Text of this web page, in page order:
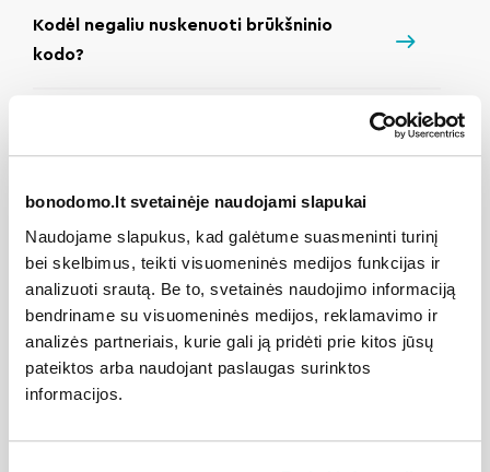
bonodomo.lt svetainėje naudojami slapukai
Naudojame slapukus, kad galėtume suasmeninti turinį
bei skelbimus, teikti visuomeninės medijos funkcijas ir
analizuoti srautą. Be to, svetainės naudojimo informaciją
bendriname su visuomeninės medijos, reklamavimo ir
analizės partneriais, kurie gali ją pridėti prie kitos jūsų
pateiktos arba naudojant paslaugas surinktos
informacijos.
Kodėl negaliu nuskenuoti brūkšninio
kodo?
tą pačią mokėtiną sumą
Klaidingai atlikau mokėjimą, kaip galėčiau
susigrąžinti įmoką?